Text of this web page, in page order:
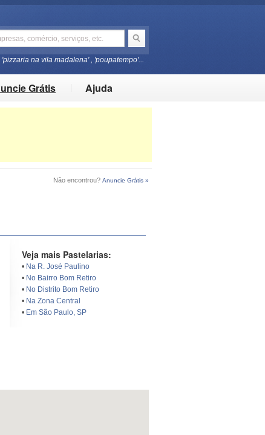
'pizzaria na vila madalena' , 'poupatempo'...
Grátis Ajuda
Não encontrou? Anuncie Grátis »
Veja mais Pastelarias:
• Na R. José Paulino
• No Bairro Bom Retiro
• No Distrito Bom Retiro
• Na Zona Central
• Em São Paulo, SP